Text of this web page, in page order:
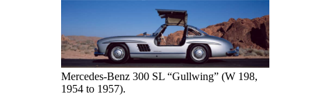
Mercedes-Benz 300 SL “Gullwing” (W 198,
1954 to 1957).